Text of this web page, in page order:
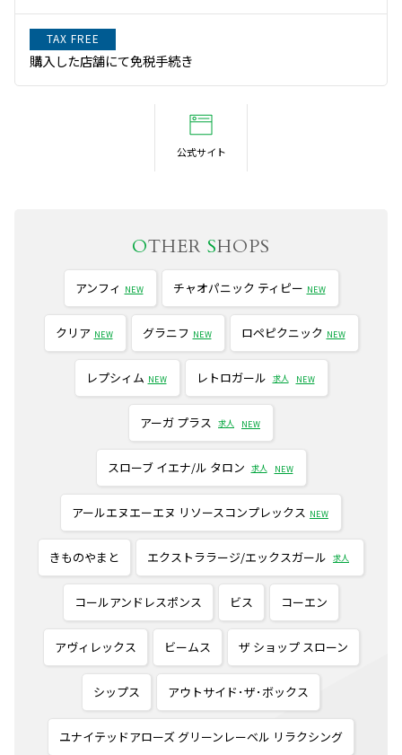
TAX FREE
購入した店舗にて免税手続き
公式サイト
OTHER SHOPS
アンフィ NEW チャオパニック ティピー NEW
クリア NEW グラニフ NEW ロペピクニック NEW
レプシィム NEW レトロガール 求人 NEW
アーガ プラス 求人 NEW
スローブ イエナ/ル タロン 求人 NEW
アールエヌエーエヌ リソースコンプレックス NEW
きものやまと エクストララージ/エックスガール 求人
コールアンドレスポンス ビス コーエン
アヴィレックス ビームス ザ ショップ スローン
シップス アウトサイド･ザ･ボックス
ユナイテッドアローズ グリーンレーベル リラクシング